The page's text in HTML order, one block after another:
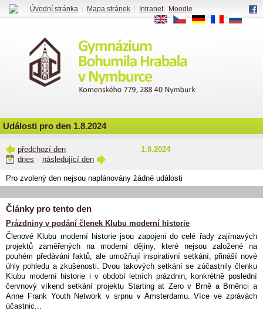
Události pro den 1.8.2024
předchozí den
1.8.2024
dnes
následující den
Pro zvolený den nejsou naplánovány žádné události
Články pro tento den
Prázdniny v podání členek Klubu moderní historie
Členové Klubu moderní historie jsou zapojeni do celé řady zajímavých
projektů zaměřených na moderní dějiny, které nejsou založené na
pouhém předávání faktů, ale umožňují inspirativní setkání, přináší nové
úhly pohledu a zkušenosti. Dvou takových setkání se zúčastnily členku
Klubu moderní historie i v období letních prázdnin, konkrétně poslední
červnový víkend setkání projektu Starting at Zero v Brně a Brněnci a
Anne Frank Youth Network v srpnu v Amsterdamu. Více ve zprávách
účastnic...
Úvodní stránka Mapa stránek Intranet|
Moodle
EN
CS DE FR RU